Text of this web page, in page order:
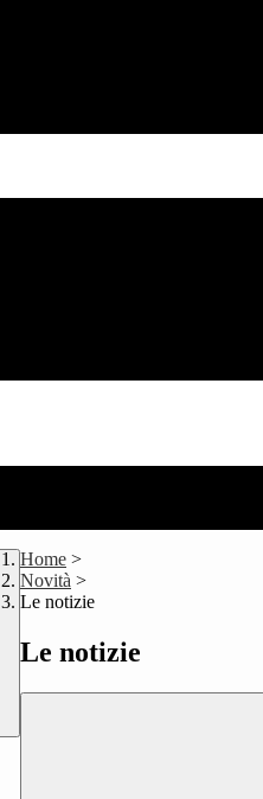
Home >
Novità >
Le notizie
Le notizie